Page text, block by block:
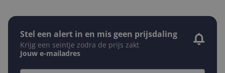
Stel een alert in en mis geen prijsdaling
Krijg een seintje zodra de prijs zakt
Jouw e-mailadres